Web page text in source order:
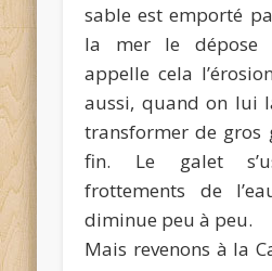
sable est emporté
la mer le dépose
appelle cela
aussi, quand on lui
transformer de gros
fin. Le galet
frottements de
diminue peu à peu.
Mais revenons à la